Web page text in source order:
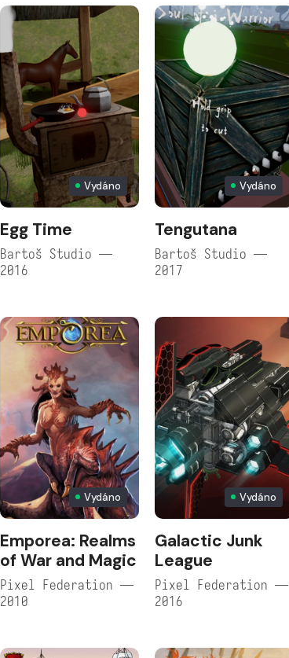
Vydáno
Egg Time
Bartoš Studio —
2016
Vydáno
Tengutana
Bartoš Studio —
2017
Vydáno
Emporea: Realms
of War and Magic
Pixel Federation —
2010
Vydáno
Galactic Junk
League
Pixel Federation —
2016